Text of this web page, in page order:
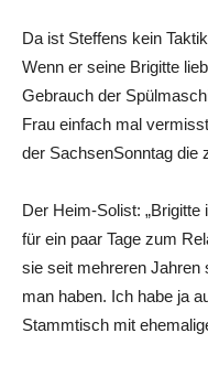
Da ist Steffens kein
Wenn er seine Brigitte
Gebrauch der
Frau einfach mal
der SachsenSonntag die
Der Heim-Solist:
für ein paar Tage zum
sie seit mehreren
man haben. Ich habe ja
Stammtisch mit